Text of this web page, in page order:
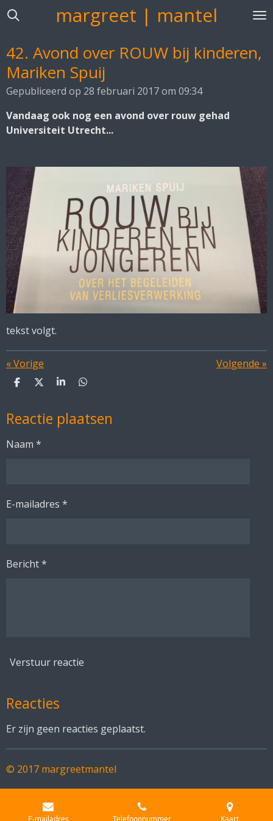
Ga
de
hoofdinhoud
margreet | mantel
42. Avond over ROUW bij kinderen,
Mariken Spuij
Gepubliceerd op 28 februari 2017 om 09:34
Vandaag ook nog een avond over rouw gehad
Universiteit Utrecht...
tekst volgt.
«Vorige Volgende »
D
e
n
D
l
S
r
e
D
e
n
Reactie plaatsen
Naam *
E-mailadres *
Bericht *
Verstuur reactie
Reacties
Er zijn geen reacties geplaatst.
© 2017 margreetmantel
E-mailadres Telefoonnummer Kaart